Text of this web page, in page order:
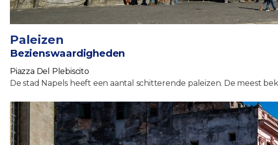
Paleizen
Bezienswaardigheden
Piazza Del Plebiscito
De stad Napels heeft een aantal schitterende paleizen. De meest